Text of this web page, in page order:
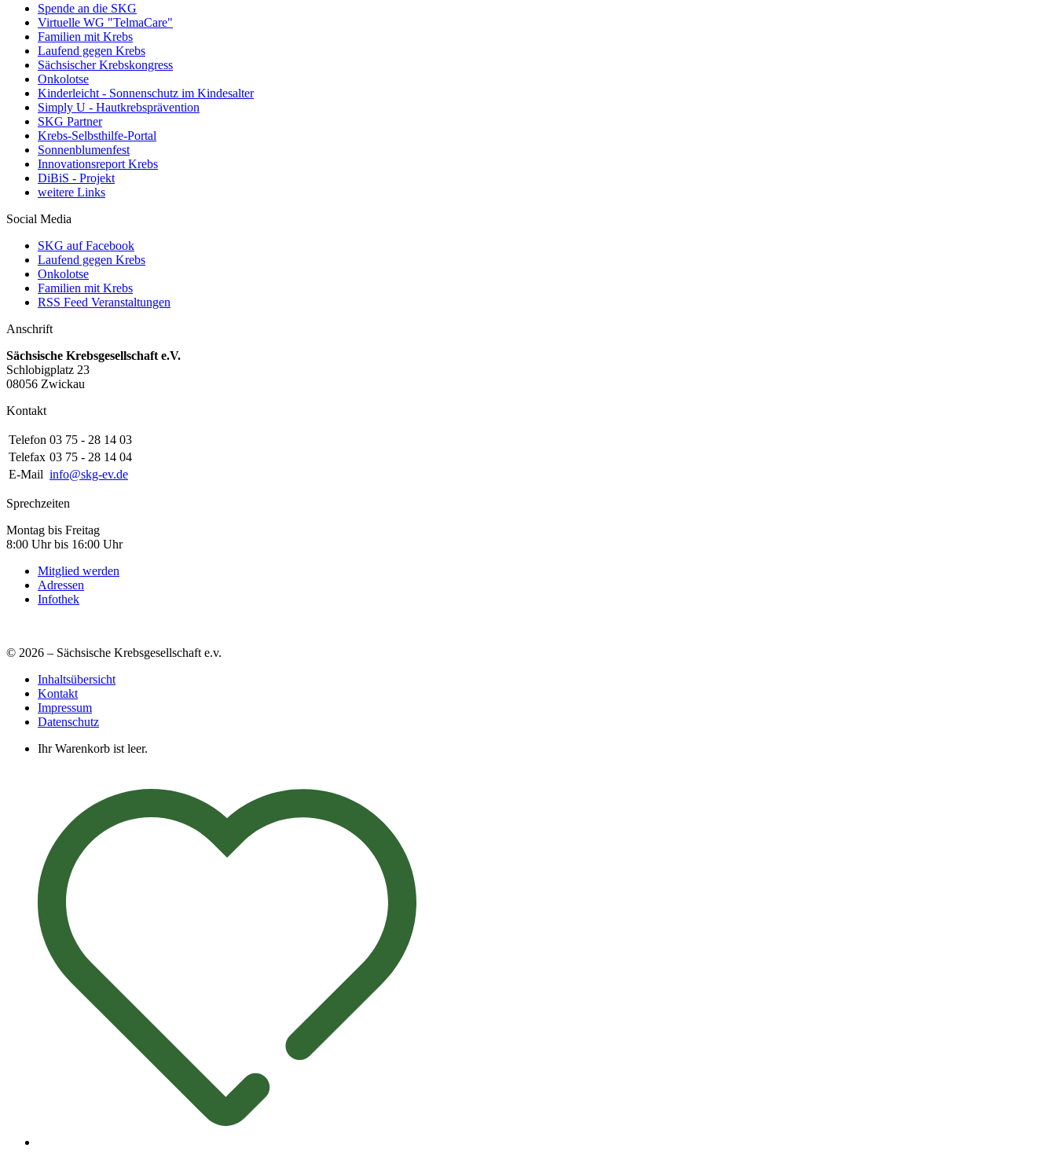
Spende an die SKG
Virtuelle WG "TelmaCare"
Familien mit Krebs
Laufend gegen Krebs
Sächsischer Krebskongress
Onkolotse
Kinderleicht - Sonnenschutz im Kindesalter
Simply U - Hautkrebsprävention
SKG Partner
Krebs-Selbsthilfe-Portal
Sonnenblumenfest
Innovationsreport Krebs
DiBiS - Projekt
weitere Links
Social Media
SKG auf Facebook
Laufend gegen Krebs
Onkolotse
Familien mit Krebs
RSS Feed Veranstaltungen
Anschrift
Sächsische Krebsgesellschaft e.V.
Schlobigplatz 23
08056 Zwickau
Kontakt
Telefon 03 75 - 28 14 03
Telefax 03 75 - 28 14 04
E-Mail info@skg-ev.de
Sprechzeiten
Montag bis Freitag
8:00 Uhr bis 16:00 Uhr
Mitglied werden
Adressen
Infothek
© 2026 – Sächsische Krebsgesellschaft e.v.
Inhaltsübersicht
Kontakt
Impressum
Datenschutz
Ihr Warenkorb ist leer.